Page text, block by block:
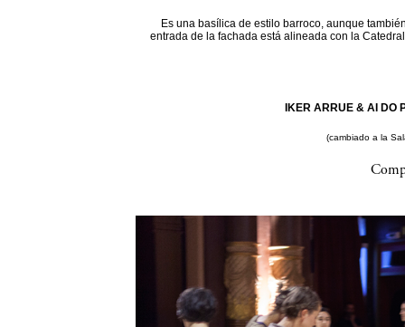
Es una basílica de estilo barroco, aunque
entrada de la fachada está alineada con la
IKER ARRUE & AI DO
(cambiado a la